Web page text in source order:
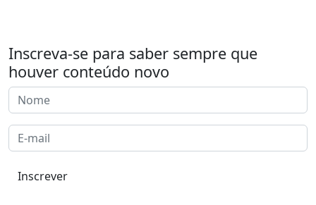
Inscreva-se para saber sempre que
houver conteúdo novo
Inscrever